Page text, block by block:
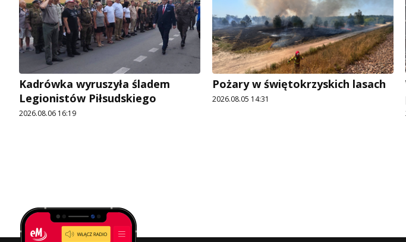
Kadrówka wyruszyła śladem
Legionistów Piłsudskiego
2026.08.06 16:19
Pożary w świętokrzyskich lasach
2026.08.05 14:31